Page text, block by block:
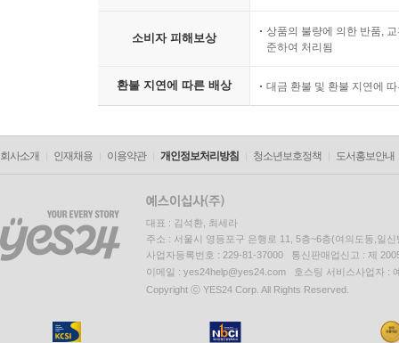
소비자 피해보상
상품의 불량에 의한 반품,
준하여 처리됨
환불 지연에 따른 배상 대금 환불 및 환불 지연에
회사소개 인재채용 이용약관 개인정보처리방침 청소년보호정책 도서홍보안내
대표 : 김석환, 최세라
주소 : 서울시 영등포구 은행로 11, 5층~6층(여의도동,일신
사업자등록번호 : 229-81-37000 통신판매업신고 : 제
이메일 : yes24help@yes24.com 호스팅 서비스사업자 :
Copyright ⓒ YES24 Corp. All Rights Reserved.